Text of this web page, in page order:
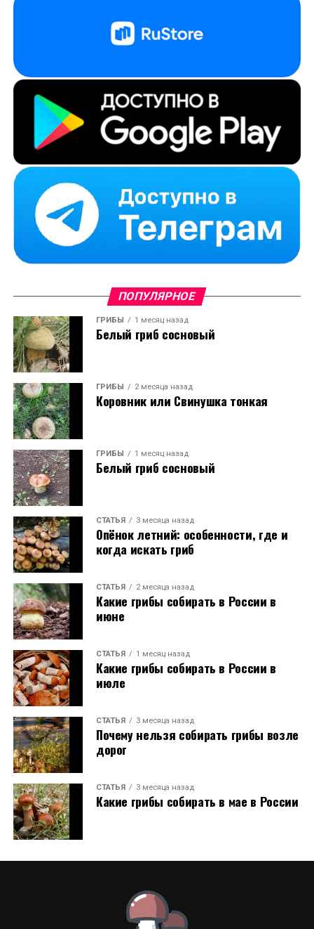
ПОПУЛЯРНОЕ
ГРИБЫ 1 месяц назад
Белый гриб сосновый
ГРИБЫ 2 месяца назад
Коровник или Свинушка тонкая
ГРИБЫ 1 месяц назад
Белый гриб сосновый
СТАТЬЯ 3 месяца назад
Опёнок летний: особенности, где и
когда искать гриб
СТАТЬЯ 2 месяца назад
Какие грибы собирать в России в
июне
СТАТЬЯ 1 месяц назад
Какие грибы собирать в России в
июле
СТАТЬЯ 3 месяца назад
Почему нельзя собирать грибы возле
дорог
СТАТЬЯ 3 месяца назад
Какие грибы собирать в мае в России